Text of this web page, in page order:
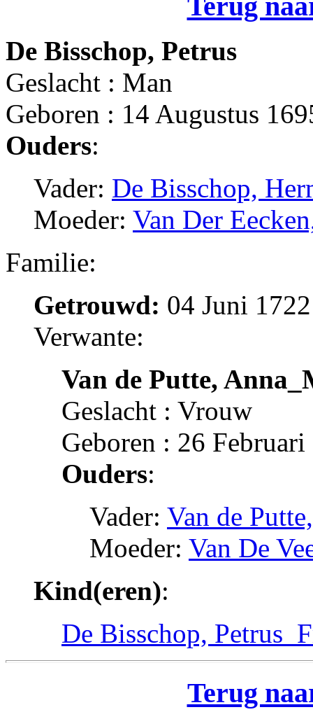
De Bisschop, Petrus
Geslacht : Man
Geboren : 14 Augustus
Ouders:
Vader: De Bisschop,
Moeder: Van Der
Familie:
Getrouwd: 04 Juni
Verwante:
Van de Putte,
Geslacht : Vrouw
Geboren : 26
Ouders:
Vader: Van de
Moeder: Van De
Kind(eren):
De Bisschop,
Terug